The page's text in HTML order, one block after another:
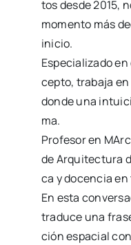
tosdes­de 2015,
momen­to más
ini­cio.
Espe­cia­li­za­do
cep­to, tra­ba­ja
don­de una
ma.
Pro­fe­sor en
de Arqui­tec­tu­ra
ca y docen­cia
En esta
tra­du­ce una
ción espa­cial